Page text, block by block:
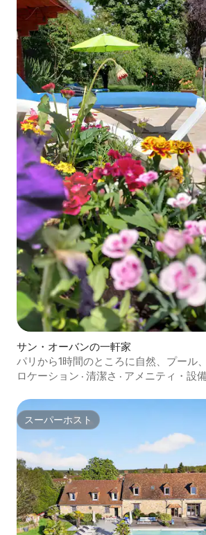
サン・オーバンの一軒家
パリから1時間のところに自然、プール
す！
ロケーション · 清潔さ · アメニティ・設
スーパーホスト
スーパーホスト